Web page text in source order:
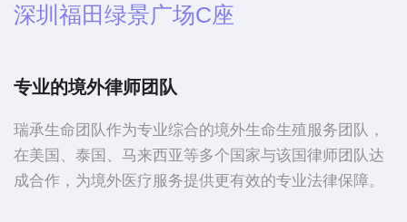
深圳福田绿景广场C座
专业的境外律师团队
瑞承生命团队作为专业综合的境外生命生殖服务团队，
在美国、泰国、马来西亚等多个国家与该国律师团队达
成合作，为境外医疗服务提供更有效的专业法律保障。